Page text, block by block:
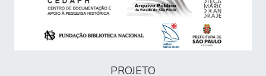
PROJETO